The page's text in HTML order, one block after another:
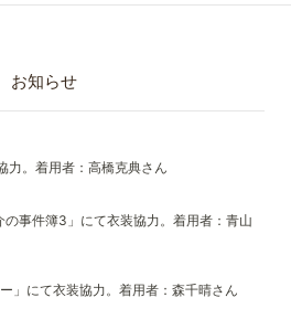
お知らせ
力。着用者：高橋克典さん
事件簿3」にて衣装協力。着用者：青山
」にて衣装協力。着用者：森千晴さん